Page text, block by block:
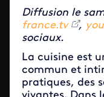
Diffusion le
france.tv
,
sociaux.
La cuisine est
commun et
pratiques, des